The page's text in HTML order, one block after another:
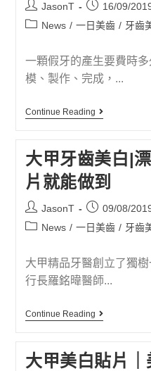
JasonT
16/09/
News / 一日美齒 / 牙齒
一顆假牙的產生要費時
模、製作、完成，...
Continue Reading
大甲牙齒美白|
片就能做到
JasonT
09/08/
News / 一日美齒 / 牙齒
大甲精品牙醫創立了獨
行長羅銘暐醫師...
Continue Reading
大甲美白貼片